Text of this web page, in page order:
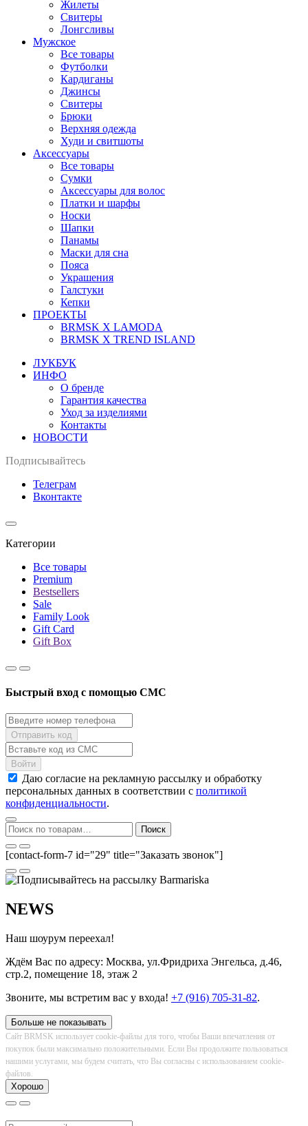
Жилеты
Свитеры
Лонгсливы
Мужское
Все товары
Футболки
Кардиганы
Джинсы
Свитеры
Брюки
Верхняя одежда
Худи и свитшоты
Аксессуары
Все товары
Сумки
Аксессуары для волос
Платки и шарфы
Носки
Шапки
Панамы
Маски для сна
Пояса
Украшения
Галстуки
Кепки
ПРОЕКТЫ
BRMSK X LAMODA
BRMSK X TREND ISLAND
ЛУКБУК
ИНФО
О бренде
Гарантия качества
Уход за изделиями
Контакты
НОВОСТИ
Подписывайтесь
Телеграм
Вконтакте
Категории
Все товары
Premium
Bestsellers
Sale
Family Look
Gift Card
Gift Box
Быстрый вход с помощью СМС
Даю согласие на рекламную рассылку и обработку
персональных данных в соответствии с политикой
конфиденциальности.
Искать: Поиск
[contact-form-7 id="29" title="Заказать звонок"]
NEWS
Наш шоурум переехал!
Ждём Вас по адресу: Москва, ул.Фридриха Энгельса, д.46,
стр.2, помещение 18, этаж 2
Звоните, мы встретим вас у входа! +7 (916) 705-31-82.
Больше не показывать
Сайт BRMSK использует cookie-файлы для того, чтобы Ваши впечатления от
покупок были максимально положительными. Если Вы продолжите пользоваться
нашими услугами, мы будем считать, что Вы согласны с использованием cookie-
файлов.
Хорошо